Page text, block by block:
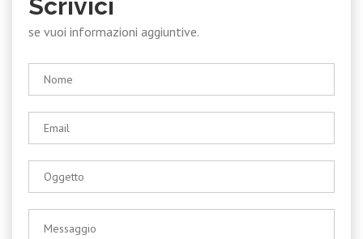
Scrivici
se vuoi informazioni aggiuntive.